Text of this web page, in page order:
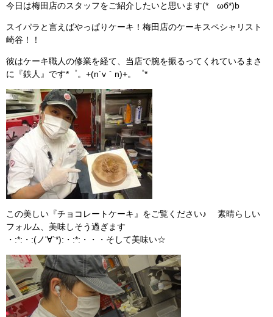
今日は梅田店のスタッフをご紹介したいと思います(*ゝωб*)b
スイパラと言えばやっぱりケーキ！梅田店のケーキスペシャリスト
崎谷！！
彼はケーキ職人の修業を経て、当店で腕を振るってくれているまさ
に『鉄人』です*゜。+(n´v｀n)+。゜*
この美しい『チョコレートケーキ』をご覧ください♪ 素晴らしい
フォルム、美味しそう過ぎます
・:*:・:(ノ'∀`*):・:*:・・・そして美味い☆